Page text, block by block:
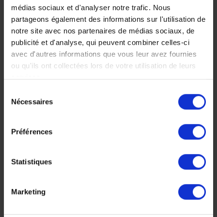
médias sociaux et d'analyser notre trafic. Nous
partageons également des informations sur l'utilisation de
notre site avec nos partenaires de médias sociaux, de
publicité et d'analyse, qui peuvent combiner celles-ci
avec d'autres informations que vous leur avez fournies
ou qu'ils ont collectées lors de votre utilisation de leurs
services.
Nécessaires
Préférences
Statistiques
Marketing
bouddhistes aux plages
idylliques.
12 jours, à partir de 4
700 €
Voyage Sri Lanka
divines , régalez tous vos
sens !
15 jours, à partir de 6
100 €
Voyage Sri Lanka
Faites nous part de vos
envies